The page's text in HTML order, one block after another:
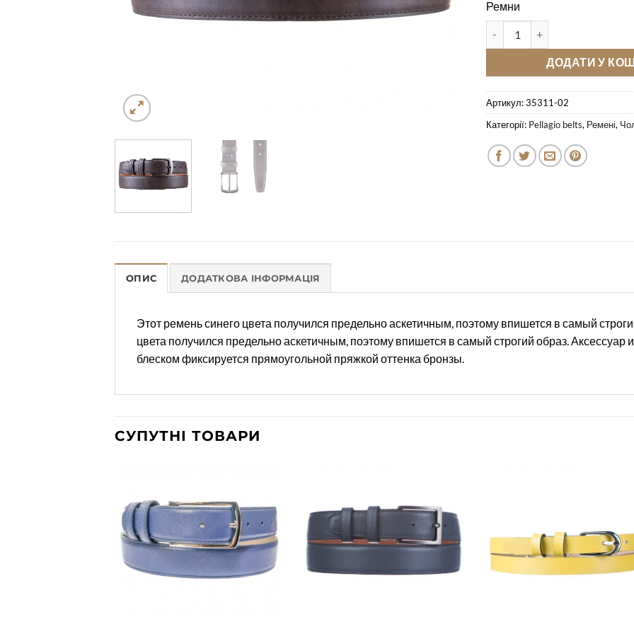
Ремни
ДОДАТИ У
Артикул:35311-02
Категорії: Pellagio belts, Ремені,
ОПИС ДОДАТКОВА ІНФОРМАЦІЯ
Этот ремень синего цвета получился предельно аскетичным, поэтому впишется в самый
цвета получился предельно аскетичным, поэтому впишется в самый строгий образ. Аксессуар
блеском фиксируется прямоугольной пряжкой оттенка бронзы.
СУПУТНІ ТОВАРИ